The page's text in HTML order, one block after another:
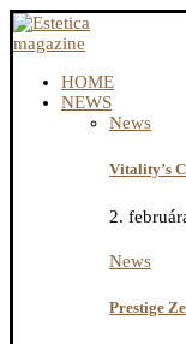
HOME
NEWS
News
Vitality’s
2.
News
Prestige